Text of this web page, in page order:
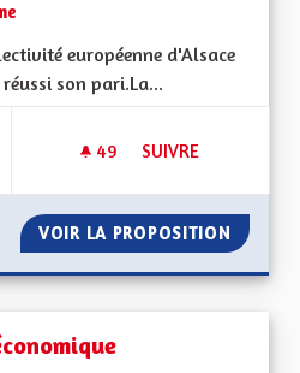
européenne d'Alsace
son pari.La...
49 49 ABONNÉS
SUIVRE
VOIR LA PROPOSITION POUR